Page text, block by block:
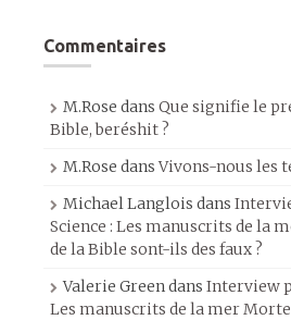
Commentaires
M.Rose dans Que signifie le
Bible, beréshit ?
M.Rose dansVivons-nous les
Michael Langlois dans
Science : Les manuscrits de la
de la Bible sont-ils des faux ?
Valerie Greendans Interview
Les manuscrits de la mer Morte